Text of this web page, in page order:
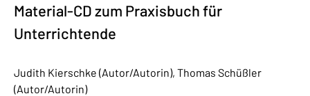
Material-CD zum Praxisbuch für
Unterrichtende
Judith Kierschke (Autor/Autorin), Thomas Schüßler
(Autor/Autorin)